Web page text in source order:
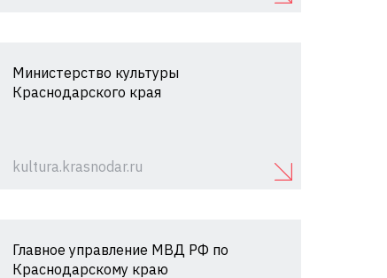
Министерство культуры
Краснодарского края
kultura.krasnodar.ru
Главное управление МВД РФ по
Краснодарскому краю